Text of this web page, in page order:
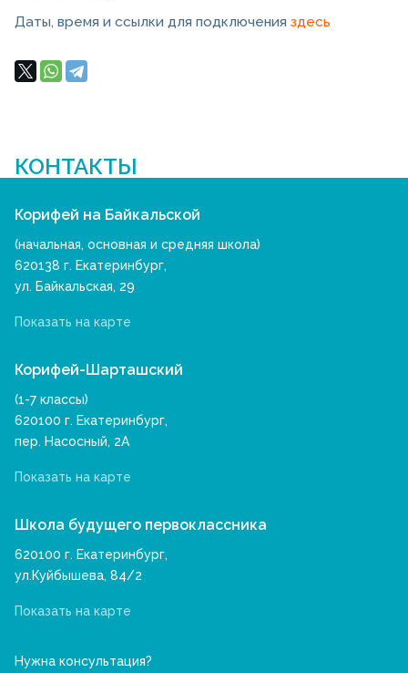
Даты, время и ссылки для подключения здесь
КОНТАКТЫ
Корифей на Байкальской
(начальная, основная и средняя школа)
620138 г. Екатеринбург,
ул. Байкальская, 29
Показать на карте
Корифей-Шарташский
(1-7 классы)
620100 г. Екатеринбург,
пер. Насосный, 2А
Показать на карте
Школа будущего первоклассника
620100 г. Екатеринбург,
ул.Куйбышева, 84/2
Показать на карте
Нужна консультация?